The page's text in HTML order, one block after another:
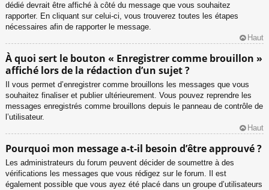
dédié devrait être affiché à côté du message que vous souhaitez
rapporter. En cliquant sur celui-ci, vous trouverez toutes les étapes
nécessaires afin de rapporter le message.
Haut
À quoi sert le bouton « Enregistrer comme brouillon »
affiché lors de la rédaction d’un sujet ?
Il vous permet d’enregistrer comme brouillons les messages que vous
souhaitez finaliser et publier ultérieurement. Vous pouvez reprendre les
messages enregistrés comme brouillons depuis le panneau de contrôle de
l’utilisateur.
Haut
Pourquoi mon message a-t-il besoin d’être approuvé ?
Les administrateurs du forum peuvent décider de soumettre à des
vérifications les messages que vous rédigez sur le forum. Il est
également possible que vous ayez été placé dans un groupe d’utilisateurs